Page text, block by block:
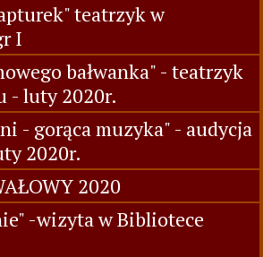
teatrzyk w
I
bałwanka" - teatrzyk
- luty 2020r.
- gorąca muzyka" - audycja
2020r.
2020
-wizyta w Bibliotece